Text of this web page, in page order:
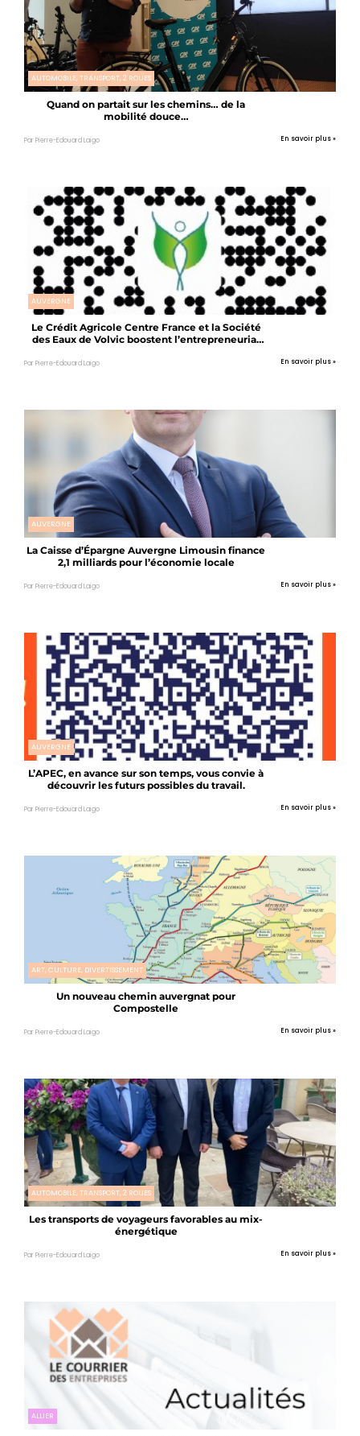
AUTOMOBILE, TRANSPORT, 2 ROUES
Quand on partait sur les chemins… de la
mobilité douce…
Par Pierre-Edouard Laigo En savoir plus »
AUVERGNE
Le Crédit Agricole Centre France et la Société
des Eaux de Volvic boostent l’entrepreneuriat
Par Pierre-Edouard Laigo En savoir plus »
AUVERGNE
La Caisse d’Épargne Auvergne Limousin finance
2,1 milliards pour l’économie locale
Par Pierre-Edouard Laigo En savoir plus »
AUVERGNE
L’APEC, en avance sur son temps, vous convie à
découvrir les futurs possibles du travail.
Par Pierre-Edouard Laigo En savoir plus »
ART, CULTURE, DIVERTISSEMENT
Un nouveau chemin auvergnat pour
Compostelle
Par Pierre-Edouard Laigo En savoir plus »
AUTOMOBILE, TRANSPORT, 2 ROUES
Les transports de voyageurs favorables au mix-
énergétique
Par Pierre-Edouard Laigo En savoir plus »
ALLIER